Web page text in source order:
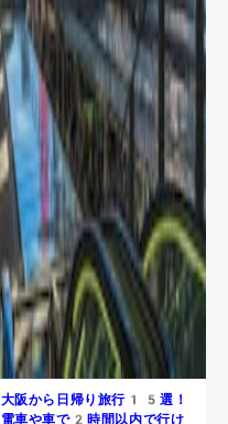
大阪から日帰り旅行​15選！
電車や車で2時間以内で行け